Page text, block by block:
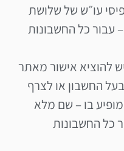
עו״ש של שלושת
עבור כל החשבונות
להוציא אישור מאתר
החשבון או לצרף
בו – שם מלא
כל החשבונות